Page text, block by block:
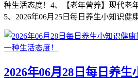
种生活态度！4、【老年营养】现代老
5、2026年06月25日每日养生小知识健
2026年06月28日每日养生